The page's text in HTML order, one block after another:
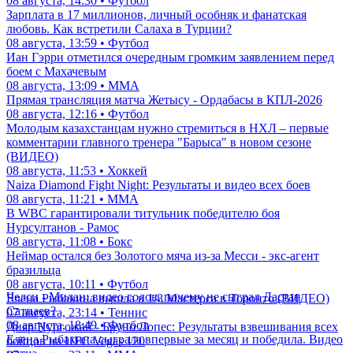
Зарплата в 17 миллионов, личный особняк и фанатская
любовь. Как встретили Салаха в Турции?
08 августа, 13:59 • Футбол
Иан Гэрри отметился очередным громким заявлением перед
боем с Махачевым
08 августа, 13:09 • ММА
Прямая трансляция матча Жетысу - Ордабасы в КПЛ-2026
08 августа, 12:16 • Футбол
Молодым казахстанцам нужно стремиться в НХЛ – первые
комментарии главного тренера "Барыса" в новом сезоне
(ВИДЕО)
08 августа, 11:53 • Хоккей
Naiza Diamond Fight Night: Результаты и видео всех боев
08 августа, 11:21 • ММА
В WBC гарантировали титульник победителю боя
Нурсултанов - Рамос
08 августа, 11:08 • Бокс
Неймар остался без Золотого мяча из-за Месси - экс-агент
бразильца
08 августа, 10:11 • Футбол
Елена Рыбакина вышла в 1/8 Мастерса в Торонто (ВИДЕО)
07 августа, 23:14 • Теннис
Дияр Нургожай - Бруно Лопес: Результаты взвешивания всех
бойцов на UFC Vegas 120
Челси - Милан: видео голов, почему не сыграл Дастан
Сатпаев?
08 августа, 18:49 • Футбол
Елена Рыбакина сыграла впервые за месяц и победила. Видео